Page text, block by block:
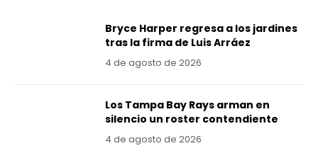
Bryce Harper regresa a los jardines
tras la firma de Luis Arráez
4 de agosto de 2026
Los Tampa Bay Rays arman en
silencio un roster contendiente
4 de agosto de 2026